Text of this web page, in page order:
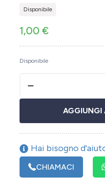
Disponibile
1,00 €
Disponibile
AGGIUNGI
Hai bisogno
CHIAMACI